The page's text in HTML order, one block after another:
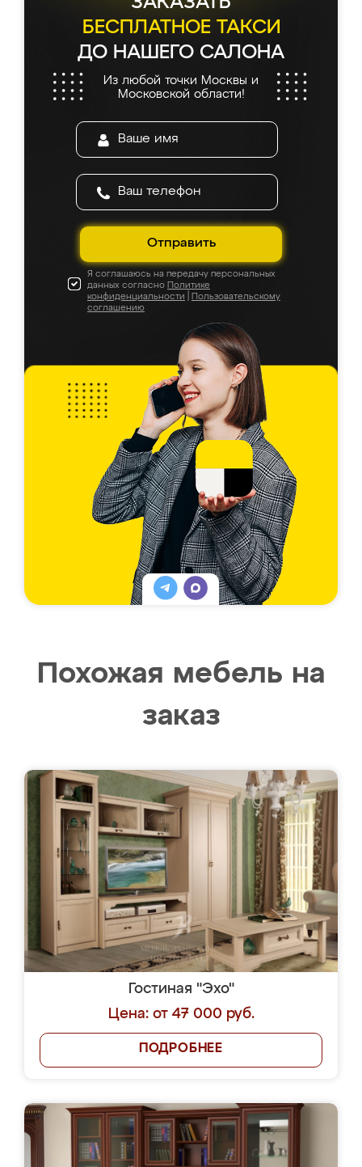
БЕСПЛАТНОЕ ТАКСИ
ДО НАШЕГО САЛОНА
Из любой точки Москвы и
Московской области!
Отправить
Я соглашаюсь на передачу персональных
данных согласно Политике
конфиденциальности
Пользовательскому
соглашению
Похожая мебель на
заказ
Гостиная "Эхо"
Цена: от 47 000 руб.
ПОДРОБНЕЕ